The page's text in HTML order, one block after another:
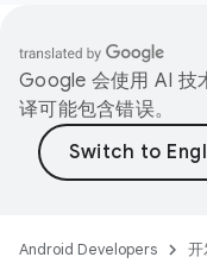
Google 会使用 AI 技
译可能包含错误。
Android Developers 开